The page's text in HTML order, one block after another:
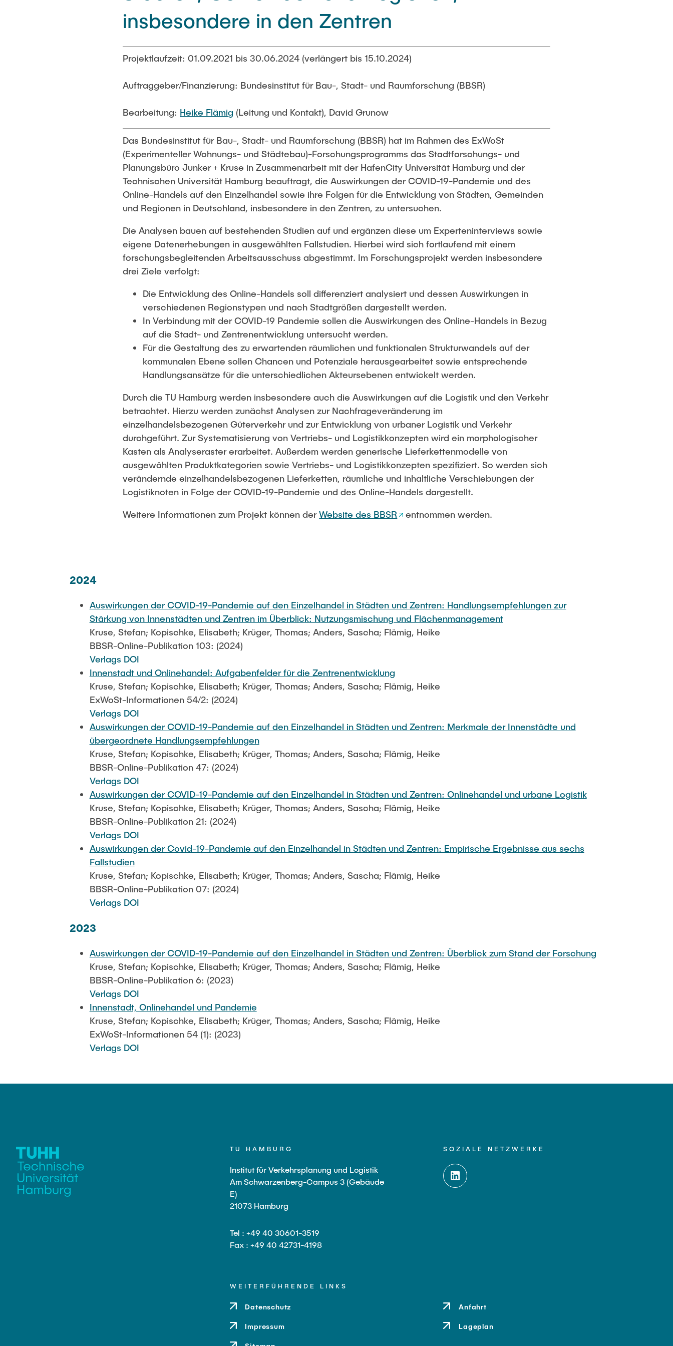
insbesondere in den Zentren
Projektlaufzeit: 01.09.2021 bis 30.06.2024 (verlängert bis 15.10.2024)
Auftraggeber/Finanzierung: Bundesinstitut für Bau-, Stadt- und Raumforschung (BBSR)
Bearbeitung: Heike Flämig (Leitung und Kontakt), David Grunow
Das Bundesinstitut für Bau-, Stadt- und Raumforschung (BBSR) hat im Rahmen des ExWoSt
(Experimenteller Wohnungs- und Städtebau)-Forschungsprogramms das Stadtforschungs- und
Planungsbüro Junker + Kruse in Zusammenarbeit mit der HafenCity Universität Hamburg und der
Technischen Universität Hamburg beauftragt, die Auswirkungen der COVID-19-Pandemie und des
Online-Handels auf den Einzelhandel sowie ihre Folgen für die Entwicklung von Städten, Gemeinden
und Regionen in Deutschland, insbesondere in den Zentren, zu untersuchen.
Die Analysen bauen auf bestehenden Studien auf und ergänzen diese um Experteninterviews sowie
eigene Datenerhebungen in ausgewählten Fallstudien. Hierbei wird sich fortlaufend mit einem
forschungsbegleitenden Arbeitsausschuss abgestimmt. Im Forschungsprojekt werden insbesondere
drei Ziele verfolgt:
Die Entwicklung des Online-Handels soll differenziert analysiert und dessen Auswirkungen in
verschiedenen Regionstypen und nach Stadtgrößen dargestellt werden.
In Verbindung mit der COVID-19 Pandemie sollen die Auswirkungen des Online-Handels in Bezug
auf die Stadt- und Zentrenentwicklung untersucht werden.
Für die Gestaltung des zu erwartenden räumlichen und funktionalen Strukturwandels auf der
kommunalen Ebene sollen Chancen und Potenziale herausgearbeitet sowie entsprechende
Handlungsansätze für die unterschiedlichen Akteursebenen entwickelt werden.
Durch die TU Hamburg werden insbesondere auch die Auswirkungen auf die Logistik und den Verkehr
betrachtet. Hierzu werden zunächst Analysen zur Nachfrageveränderung im
einzelhandelsbezogenen Güterverkehr und zur Entwicklung von urbaner Logistik und Verkehr
durchgeführt. Zur Systematisierung von Vertriebs- und Logistikkonzepten wird ein morphologischer
Kasten als Analyseraster erarbeitet. Außerdem werden generische Lieferkettenmodelle von
ausgewählten Produktkategorien sowie Vertriebs- und Logistikkonzepten spezifiziert. So werden sich
verändernde einzelhandelsbezogenen Lieferketten, räumliche und inhaltliche Verschiebungen der
Logistiknoten in Folge der COVID-19-Pandemie und des Online-Handels dargestellt.
Weitere Informationen zum Projekt können derWebsite des BBSR entnommen werden.
2024
Auswirkungen der COVID-19-Pandemie auf den Einzelhandel in Städten und Zentren: Handlungsempfehlungen zur
Stärkung von Innenstädten und Zentren im Überblick: Nutzungsmischung und Flächenmanagement
Kruse, Stefan; Kopischke, Elisabeth; Krüger, Thomas; Anders, Sascha; Flämig, Heike
BBSR-Online-Publikation 103: (2024)
Verlags DOI
Innenstadt und Onlinehandel: Aufgabenfelder für die Zentrenentwicklung
Kruse, Stefan; Kopischke, Elisabeth; Krüger, Thomas; Anders, Sascha; Flämig, Heike
ExWoSt-Informationen 54/2: (2024)
Verlags DOI
Auswirkungen der COVID-19-Pandemie auf den Einzelhandel in Städten und Zentren: Merkmale der Innenstädte und
übergeordnete Handlungsempfehlungen
Kruse, Stefan; Kopischke, Elisabeth; Krüger, Thomas; Anders, Sascha; Flämig, Heike
BBSR-Online-Publikation 47: (2024)
Verlags DOI
Auswirkungen der COVID-19-Pandemie auf den Einzelhandel in Städten und Zentren: Onlinehandel und urbane Logistik
Kruse, Stefan; Kopischke, Elisabeth; Krüger, Thomas; Anders, Sascha; Flämig, Heike
BBSR-Online-Publikation 21: (2024)
Verlags DOI
Auswirkungen der Covid-19-Pandemie auf den Einzelhandel in Städten und Zentren: Empirische Ergebnisse aus sechs
Fallstudien
Kruse, Stefan; Kopischke, Elisabeth; Krüger, Thomas; Anders, Sascha; Flämig, Heike
BBSR-Online-Publikation 07: (2024)
Verlags DOI
2023
Auswirkungen der COVID-19-Pandemie auf den Einzelhandel in Städten und Zentren: Überblick zum Stand der Forschung
Kruse, Stefan; Kopischke, Elisabeth; Krüger, Thomas; Anders, Sascha; Flämig, Heike
BBSR-Online-Publikation 6: (2023)
Verlags DOI
Innenstadt, Onlinehandel und Pandemie
Kruse, Stefan; Kopischke, Elisabeth; Krüger, Thomas; Anders, Sascha; Flämig, Heike
ExWoSt-Informationen 54 (1): (2023)
Verlags DOI
TU HAMBURG
Institut für Verkehrsplanung und Logistik
Am Schwarzenberg-Campus 3 (Gebäude
E)
21073 Hamburg
Tel : +49 40 30601-3519
Fax : +49 40 42731-4198
SOZIALE NETZWERKE
WEITERFÜHRENDE LINKS
Datenschutz
Impressum
Anfahrt
Lageplan